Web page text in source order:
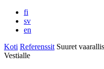
fi
sv
en
Koti Referenssit Suuret
Vestialle